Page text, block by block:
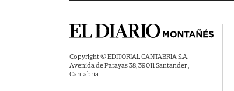
Copyright © EDITORIAL CANTABRIA S.A.
Avenida de Parayas 38, 39011 Santander ,
Cantabria